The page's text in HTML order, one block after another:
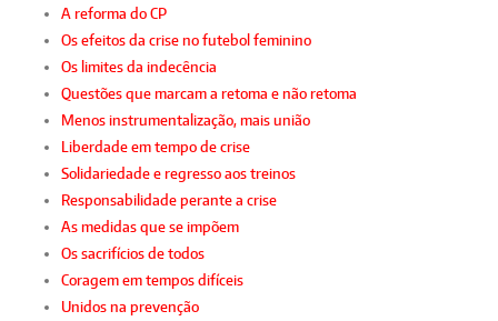
A reforma do CP
Os efeitos da crise no futebol feminino
Os limites da indecência
Questões que marcam a retoma e não retoma
Menos instrumentalização, mais união
Liberdade em tempo de crise
Solidariedade e regresso aos treinos
Responsabilidade perante a crise
As medidas que se impõem
Os sacrifícios de todos
Coragem em tempos difíceis
Unidos na prevenção